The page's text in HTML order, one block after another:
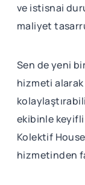
ve istisnai
maliyet
Sen de yeni
hizmeti
ekibinle
Kolektif
hizmetinden